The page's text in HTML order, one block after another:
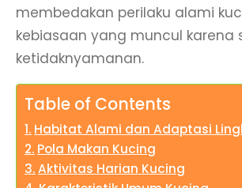
membedakan perilaku alami
kebiasaan yang muncul karena
ketidaknyamanan.
Table of Contents
Habitat Alami dan Adaptasi
Pola Makan Kucing
Aktivitas Harian Kucing